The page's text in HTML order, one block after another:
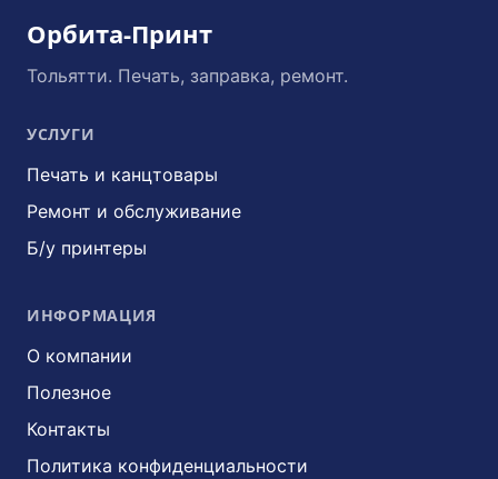
Орбита-Принт
Тольятти. Печать, заправка, ремонт.
УСЛУГИ
Печать и канцтовары
Ремонт и обслуживание
Б/у принтеры
ИНФОРМАЦИЯ
О компании
Полезное
Контакты
Политика конфиденциальности